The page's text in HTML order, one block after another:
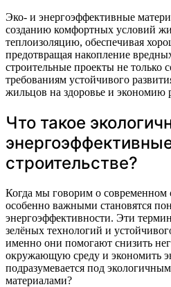
Эко- и энергоэффективные
созданию комфортных условий
теплоизоляцию, обеспечивая
предотвращая накопление
строительные проекты не только
требованиям устойчивого
жильцов на здоровье и экономию
Что такое
строительстве?
Когда мы говорим о современном
особенно важными становятся
энергоэффективности. Эти
зелёных технологий и
именно они помогают снизить
окружающую среду и экономить
подразумевается под
материалами?